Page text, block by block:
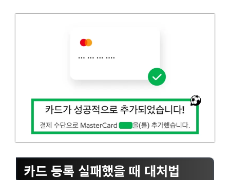
카드 등록 실패했을 때 대처법